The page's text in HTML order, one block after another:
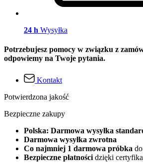
24 h Wysyłka
Potrzebujesz pomocy w związku z
odpowiemy na Twoje pytania.
Kontakt
Potwierdzona jakość
Bezpieczne zakupy
Polska: Darmowa wysyłka
Darmowa wysyłka zwrotna
Co najmniej 1 darmowa próbka
Bezpieczne płatności dzięki